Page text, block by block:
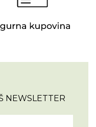
NEWSLETTER